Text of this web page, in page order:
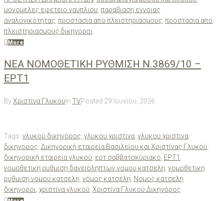
μονομελες εφετειο ναυπλιου παραβιαση εννοιας
αναλογικότητας προστασια απο πλειστηριασμους προστασια απο
πλειστηριασμους δικηγοροι
0 More
ΝΕΑ ΝΟΜΟΘΕΤΙΚΗ ΡΥΘΜΙΣΗ Ν.3869/10 –
ΕΡΤ1
ByΧριστίνα Γλυκού In TVPosted 29 Ιουνίου, 2026
Tags: γλυκού δικηγόρος γλυκου χριστινα γλυκου χριστινα
δικηγορος Δικηγορική εταιρεία Βασιλείου και Χριστίνας Γλυκού
δικηγορική εταιρεία γλυκού ερτ σαββατοκύριακο ΕΡΤ1
νομοθετικη ρυθμιση δανειοληπτων νομου κατσελη νομοθετικη
ρυθμιση νομου κατσελη νόμος κατσέλη Νομος κατσελη
δικηγοροι χριστίνα γλυκού Χριστίνα Γλυκού Δικηγόρος